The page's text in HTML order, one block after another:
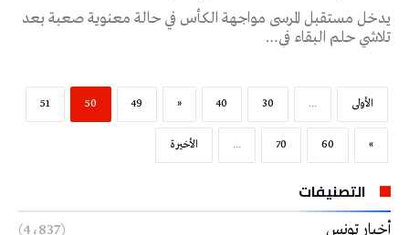
يدخل مستقبل المرسى مواجهة الكأس في حالة معنوية صعبة بعد
تلاشي حلم البقاء في…
‫الأولى‬ ...
30
40
«
49
50
51
»
60
70
... ‫الأخيرة‬
التصنيفات
أخبار تونس
(4٬837)